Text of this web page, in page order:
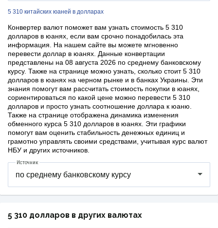
5 310 китайских юаней в долларах
Конвертер валют поможет вам узнать стоимость 5 310
долларов в юанях, если вам срочно понадобилась эта
информация. На нашем сайте вы можете мгновенно
перевести доллар в юанях. Данные конвертации
представлены на 08 августа 2026 по среднему банковскому
курсу. Также на странице можно узнать, сколько стоит 5 310
долларов в юанях на черном рынке и в банках Украины. Эти
знания помогут вам рассчитать стоимость покупки в юанях,
сориентироваться по какой цене можно перевести 5 310
долларов и просто узнать соотношение доллара к юаню.
Также на странице отображена динамика изменения
обменного курса 5 310 долларов в юанях. Эти графики
помогут вам оценить стабильность денежных единиц и
грамотно управлять своими средствами, учитывая курс валют
НБУ и других источников.
Источник
5 310 долларов в других валютах